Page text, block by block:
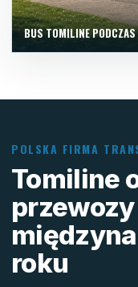
BUS TOMILINE PODCZAS
POLSKA FIRMA
Tomiline
przewozy
roku